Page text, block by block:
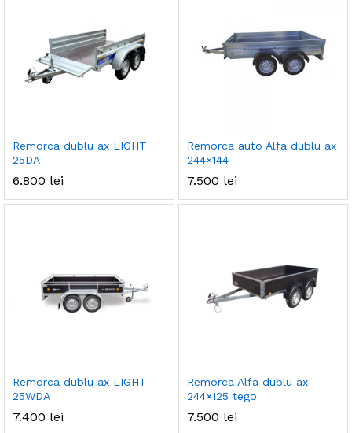
Remorca dublu ax LIGHT
25DA
6.800 lei
Remorca auto Alfa dublu ax
244×144
7.500 lei
Remorca dublu ax LIGHT
25WDA
7.400 lei
Remorca Alfa dublu ax
244×125 tego
7.500 lei